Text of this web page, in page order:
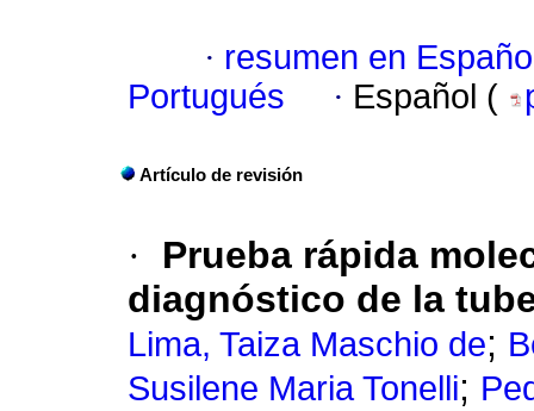
· resumen en
Portugués
· Español (
Artículo de revisión
·
Prueba rápida
diagnóstico de la
Lima, Taiza Maschio de;
Susilene Maria Tonelli;